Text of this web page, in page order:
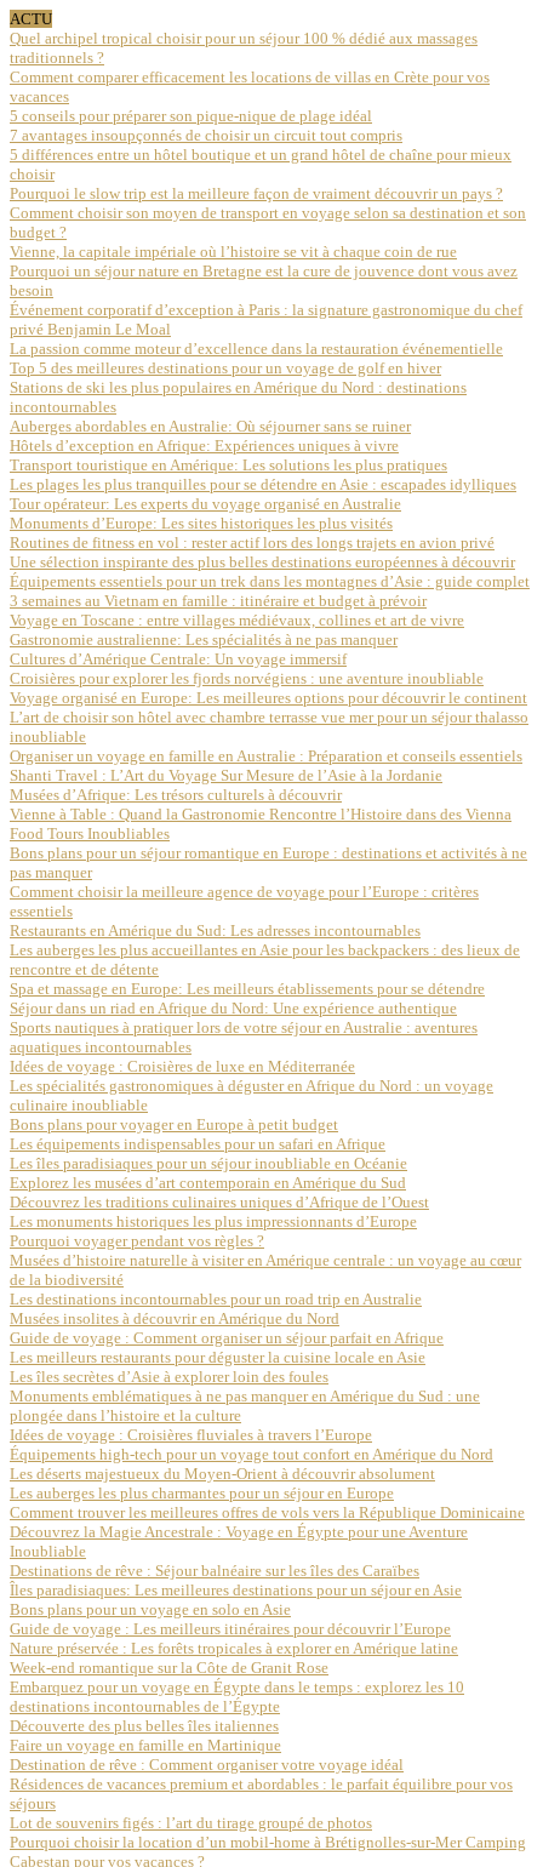
ACTU
Quel archipel tropical choisir pour un séjour 100 % dédié aux massages
traditionnels ?
Comment comparer efficacement les locations de villas en Crète pour vos
vacances
5 conseils pour préparer son pique-nique de plage idéal
7 avantages insoupçonnés de choisir un circuit tout compris
5 différences entre un hôtel boutique et un grand hôtel de chaîne pour mieux
choisir
Pourquoi le slow trip est la meilleure façon de vraiment découvrir un pays ?
Comment choisir son moyen de transport en voyage selon sa destination et son
budget ?
Vienne, la capitale impériale où l’histoire se vit à chaque coin de rue
Pourquoi un séjour nature en Bretagne est la cure de jouvence dont vous avez
besoin
Événement corporatif d’exception à Paris : la signature gastronomique du chef
privé Benjamin Le Moal
La passion comme moteur d’excellence dans la restauration événementielle
Top 5 des meilleures destinations pour un voyage de golf en hiver
Stations de ski les plus populaires en Amérique du Nord : destinations
incontournables
Auberges abordables en Australie: Où séjourner sans se ruiner
Hôtels d’exception en Afrique: Expériences uniques à vivre
Transport touristique en Amérique: Les solutions les plus pratiques
Les plages les plus tranquilles pour se détendre en Asie : escapades idylliques
Tour opérateur: Les experts du voyage organisé en Australie
Monuments d’Europe: Les sites historiques les plus visités
Routines de fitness en vol : rester actif lors des longs trajets en avion privé
Une sélection inspirante des plus belles destinations européennes à découvrir
Équipements essentiels pour un trek dans les montagnes d’Asie : guide complet
3 semaines au Vietnam en famille : itinéraire et budget à prévoir
Voyage en Toscane : entre villages médiévaux, collines et art de vivre
Gastronomie australienne: Les spécialités à ne pas manquer
Cultures d’Amérique Centrale: Un voyage immersif
Croisières pour explorer les fjords norvégiens : une aventure inoubliable
Voyage organisé en Europe: Les meilleures options pour découvrir le continent
L’art de choisir son hôtel avec chambre terrasse vue mer pour un séjour thalasso
inoubliable
Organiser un voyage en famille en Australie : Préparation et conseils essentiels
Shanti Travel : L’Art du Voyage Sur Mesure de l’Asie à la Jordanie
Musées d’Afrique: Les trésors culturels à découvrir
Vienne à Table : Quand la Gastronomie Rencontre l’Histoire dans des Vienna
Food Tours Inoubliables
Bons plans pour un séjour romantique en Europe : destinations et activités à ne
pas manquer
Comment choisir la meilleure agence de voyage pour l’Europe : critères
essentiels
Restaurants en Amérique du Sud: Les adresses incontournables
Les auberges les plus accueillantes en Asie pour les backpackers : des lieux de
rencontre et de détente
Spa et massage en Europe: Les meilleurs établissements pour se détendre
Séjour dans un riad en Afrique du Nord: Une expérience authentique
Sports nautiques à pratiquer lors de votre séjour en Australie : aventures
aquatiques incontournables
Idées de voyage : Croisières de luxe en Méditerranée
Les spécialités gastronomiques à déguster en Afrique du Nord : un voyage
culinaire inoubliable
Bons plans pour voyager en Europe à petit budget
Les équipements indispensables pour un safari en Afrique
Les îles paradisiaques pour un séjour inoubliable en Océanie
Explorez les musées d’art contemporain en Amérique du Sud
Découvrez les traditions culinaires uniques d’Afrique de l’Ouest
Les monuments historiques les plus impressionnants d’Europe
Pourquoi voyager pendant vos règles ?
Musées d’histoire naturelle à visiter en Amérique centrale : un voyage au cœur
de la biodiversité
Les destinations incontournables pour un road trip en Australie
Musées insolites à découvrir en Amérique du Nord
Guide de voyage : Comment organiser un séjour parfait en Afrique
Les meilleurs restaurants pour déguster la cuisine locale en Asie
Les îles secrètes d’Asie à explorer loin des foules
Monuments emblématiques à ne pas manquer en Amérique du Sud : une
plongée dans l’histoire et la culture
Idées de voyage : Croisières fluviales à travers l’Europe
Équipements high-tech pour un voyage tout confort en Amérique du Nord
Les déserts majestueux du Moyen-Orient à découvrir absolument
Les auberges les plus charmantes pour un séjour en Europe
Comment trouver les meilleures offres de vols vers la République Dominicaine
Découvrez la Magie Ancestrale : Voyage en Égypte pour une Aventure
Inoubliable
Destinations de rêve : Séjour balnéaire sur les îles des Caraïbes
Îles paradisiaques: Les meilleures destinations pour un séjour en Asie
Bons plans pour un voyage en solo en Asie
Guide de voyage : Les meilleurs itinéraires pour découvrir l’Europe
Nature préservée : Les forêts tropicales à explorer en Amérique latine
Week-end romantique sur la Côte de Granit Rose
Embarquez pour un voyage en Égypte dans le temps : explorez les 10
destinations incontournables de l’Égypte
Découverte des plus belles îles italiennes
Faire un voyage en famille en Martinique
Destination de rêve : Comment organiser votre voyage idéal
Résidences de vacances premium et abordables : le parfait équilibre pour vos
séjours
Lot de souvenirs figés : l’art du tirage groupé de photos
Pourquoi choisir la location d’un mobil-home à Brétignolles-sur-Mer Camping
Cabestan pour vos vacances ?